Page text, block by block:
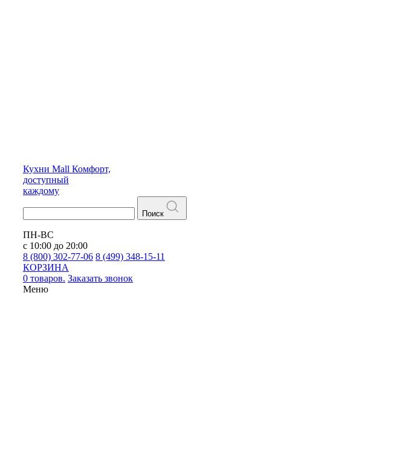
Кухни Mall Комфорт,
доступный
каждому
Поиск
ПН-ВС
с 10:00 до 20:00
8 (800) 302-77-06 8 (499) 348-15-11
КОРЗИНА
0 товаров. Заказать звонок
Меню